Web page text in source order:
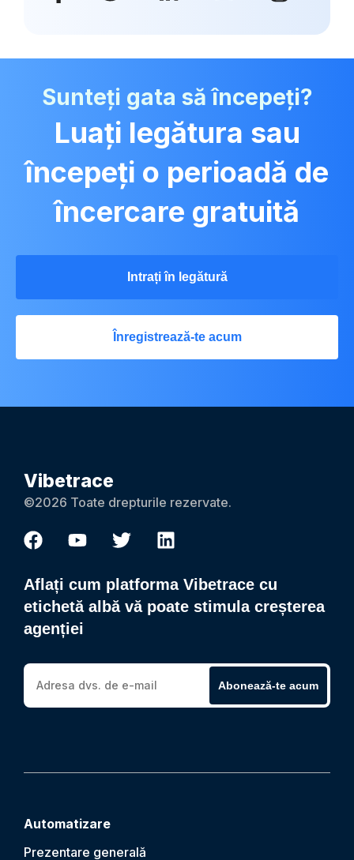
Sunteți gata să începeți?
Luați legătura sau
începeți o perioadă de
încercare gratuită
Intrați în legătură
Înregistrează-te acum
Vibetrace
©2026 Toate drepturile rezervate.
Aflați cum platforma Vibetrace cu
etichetă albă vă poate stimula creșterea
agenției
Abonează-te acum
Automatizare
Prezentare generală